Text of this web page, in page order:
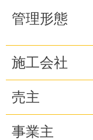
管理形態
施工会社
売主
事業主